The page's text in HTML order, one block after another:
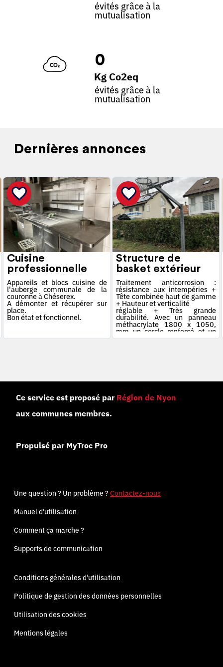
évités grâce à la
mutualisation
0
Kg Co2eq
évités grâce à la
mutualisation
Dernières annonces
Cuisine
professionnelle
Appareils et blocs cuisine de
l'auberge communale de la
couronne à Chéserex.
A démonter et récupérer sur
place.
Bon état et fonctionnel.
Structure de
basket extérieur
Traitement anticorrosion :
résistance aux intempéries +
Tête combinée haut de gamme
+ Hauteur et verticalité
réglable + Très grande
durabilité. Avec un panneau
méthacrylate 1800 x 1050,
mm un cercle renforcé et un
filet à fil
Ce service est proposé par Région de Nyon
aux communes membres.
Propulsé par MyTroc Pro
Une question ? Un problème ?Contactez-nous
Manuel d'utilisation
Comment ça marche ?
Supports de communication
Conditions générales d'utilisation
Politique de gestion des données personnelles
Utilisation des cookies
Mentions légales